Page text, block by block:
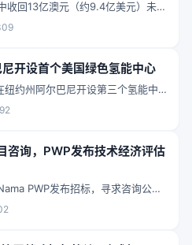
收回13亿澳元（约9.4亿美元）未承
破计划和太阳能Sunshot项目均受
波及，已安装量已超10.7GWh。
开设首个美国绿色氢能中心
约州阿尔巴尼开设第三个氢能中
由其美国子公司运营，是公司北美
里程碑。
咨询，PWP发布技术经济评估
PWP发布招标，寻求咨询公司
电项目进行技术经济可行性评
曼此前已举行三轮绿氢拍卖，首轮